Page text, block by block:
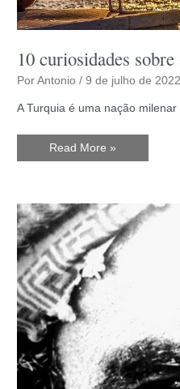
10 curiosidades
PorAntonio/9 de julho de 2022
A Turquia é uma nação
10
Read More »